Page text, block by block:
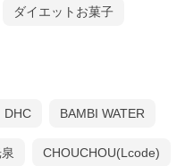
ダイエットお菓子
DHC BAMBI WATER
CHOUCHOU(Lcode)